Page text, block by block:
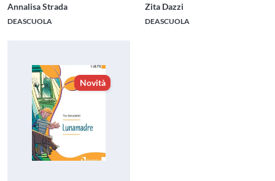
Annalisa Strada
DEASCUOLA
Zita Dazzi
DEASCUOLA
Novità